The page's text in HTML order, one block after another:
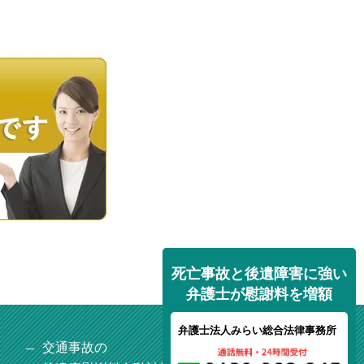
交通事故の
死亡事故と後遺障害に強い
弁護士が慰謝料を増額
弁護士法人みらい総合法律事務所